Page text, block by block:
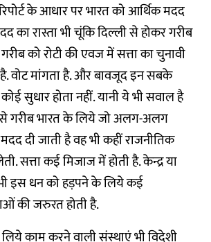
के आधार पर भारत को आर्थिक मदद
का रास्ता भी चूंकि दिल्ली से होकर गरीब
को रोटी की एवज में सत्ता का चुनावी
वोट मांगता है. और बावजूद इन सबके
सुधार होता नहीं. यानी ये भी सवाल है
से गरीब भारत के लिये जो अलग-अलग
दी जाती है वह भी कहीं राजनीतिक
सत्ता कई मिजाज में होती है. केन्द्र या
भी इस धन को हड़पने के लिये कई
की जरुरत होती है.
लिये काम करने वाली संस्थाएं भी विदेशी